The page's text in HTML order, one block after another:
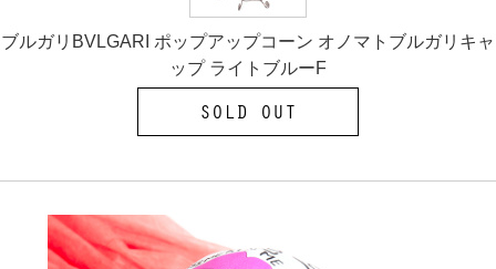
ブルガリBVLGARI ポップアップコーン オノマトブルガリキャ
ップ ライトブルーF
SOLD OUT